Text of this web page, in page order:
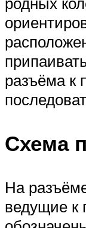
разъёма к
Схема
На
ведущие к